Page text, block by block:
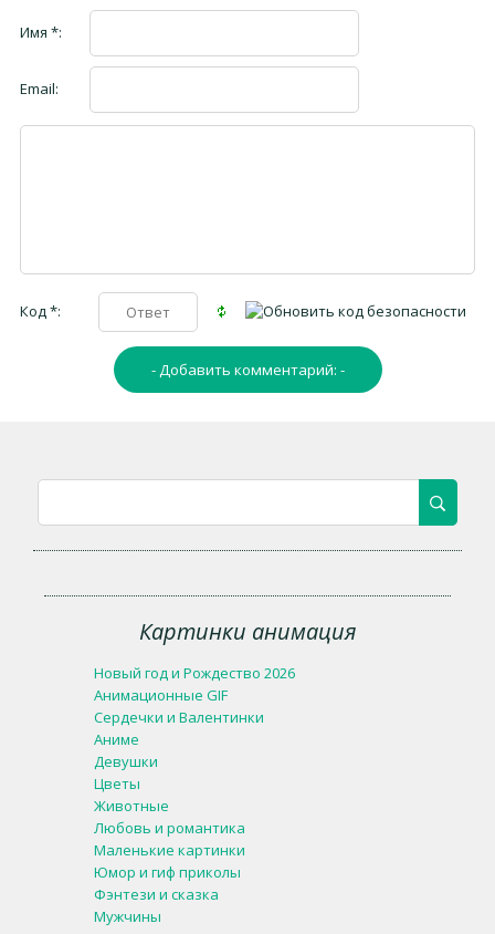
Имя *:
Email:
Код *:
Картинки анимация
Новый год и Рождество 2026
Анимационные GIF
Сердечки и Валентинки
Аниме
Девушки
Цветы
Животные
Любовь и романтика
Маленькие картинки
Юмор и гиф приколы
Фэнтези и сказка
Мужчины